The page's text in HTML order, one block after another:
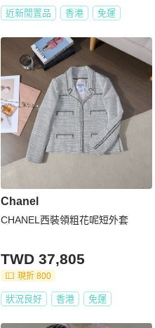
近新閒置品 香港 免運
Chanel
CHANEL西裝領粗花呢短外套
TWD 37,805
現折 800
狀況良好 香港 免運